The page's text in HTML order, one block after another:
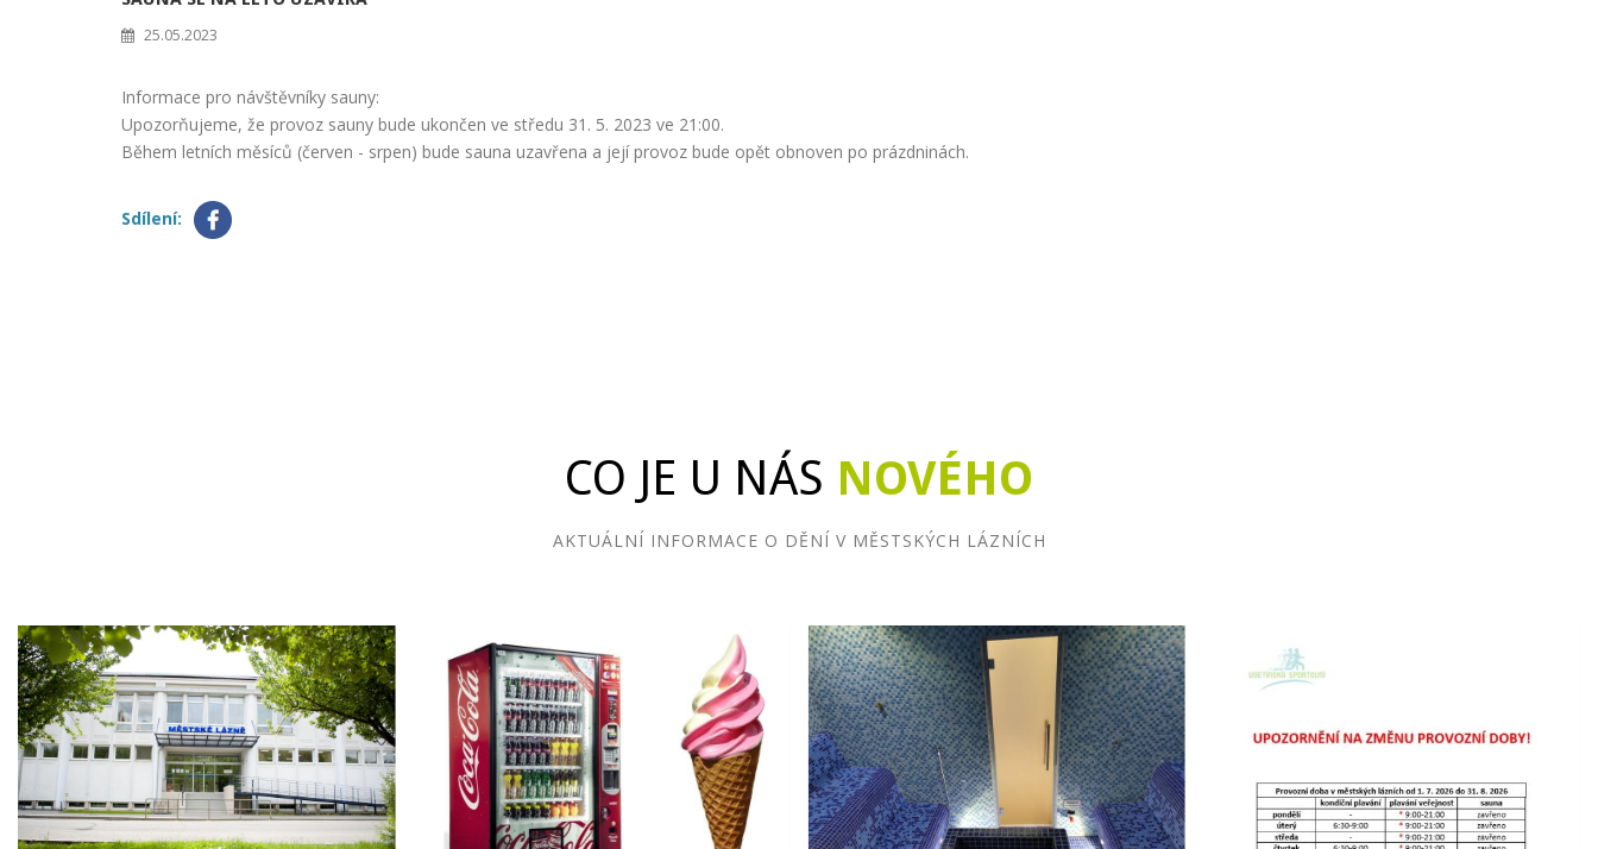
25.05.2023
Informace pro návštěvníky sauny:
Upozorňujeme, že provoz sauny bude ukončen ve středu 31. 5. 2023 ve 21:00.
Během letních měsíců (červen - srpen) bude sauna uzavřena a její provoz bude opět obnoven po prázdninách.
Sdílení:
CO JE U NÁS NOVÉHO
AKTUÁLNÍ INFORMACE O DĚNÍ V MĚSTSKÝCH LÁZNÍCH